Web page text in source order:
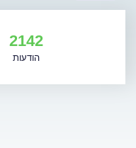
2142
הודעות